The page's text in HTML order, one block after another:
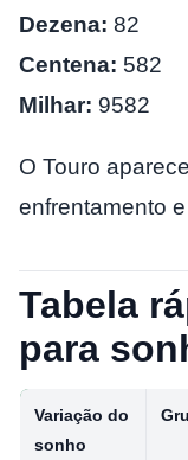
Dezena: 82
Centena: 582
Milhar: 9582
O Touro
enfrentamento
Tabela
para
Variação do
sonho